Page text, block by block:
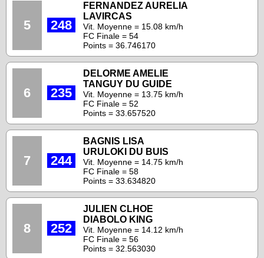
5 248
FERNANDEZ AURELIA
LAVIRCAS
Vit. Moyenne = 15.08 km/h
FC Finale = 54
Points = 36.746170
6 235
DELORME AMELIE
TANGUY DU GUIDE
Vit. Moyenne = 13.75 km/h
FC Finale = 52
Points = 33.657520
7 244
BAGNIS LISA
URULOKI DU BUIS
Vit. Moyenne = 14.75 km/h
FC Finale = 58
Points = 33.634820
8 252
JULIEN CLHOE
DIABOLO KING
Vit. Moyenne = 14.12 km/h
FC Finale = 56
Points = 32.563030